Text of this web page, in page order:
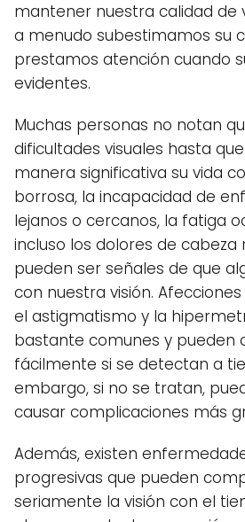
mantener nuestra calidad de
a menudo subestimamos su
prestamos atención cuando
evidentes.
Muchas personas no notan
dificultades visuales hasta
manera significativa su vida
borrosa, la incapacidad de
lejanos o cercanos, la fatiga
incluso los dolores de cabeza
pueden ser señales de que
con nuestra visión.
el astigmatismo y la
bastante comunes y pueden
fácilmente si se detectan a
embargo, si no se tratan,
causar complicaciones más
Además, existen
progresivas que pueden
seriamente la visión con el